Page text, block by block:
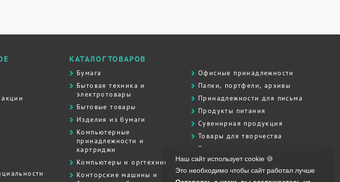
КАТАЛОГ ТОВАРОВ
Бумага
Бытовая техника и
электротовары
Бытовые товары
Изделия из бумаги
Компьютерные
принадлежности и
картриджи
Компьютеры и оргтехника
Контоpские машины и
Офисные принадлежности
Папки, портфели, архивы
Принадлежности для письма
Продукты питания
Сувенирная продукция
Товары для творчества
Товары для школы
Хозяйственные товары
Штемпельная продукция
Наш сайт использует cookie 🍪
Это необходимо чтобы сайт работал лучше